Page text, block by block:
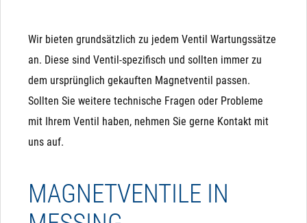
Wir bieten grundsätzlich zu jedem Ventil Wartungssätze
an. Diese sind Ventil-spezifisch und sollten immer zu
dem ursprünglich gekauften Magnetventil passen.
Sollten Sie weitere technische Fragen oder Probleme
mit Ihrem Ventil haben, nehmen Sie gerne Kontakt mit
uns auf.
MAGNETVENTILE IN